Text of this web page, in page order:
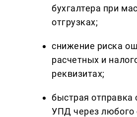
бухгалтера при
отгрузках;
снижение риска
расчетных и
реквизитах;
быстрая отправка
УПД через любого